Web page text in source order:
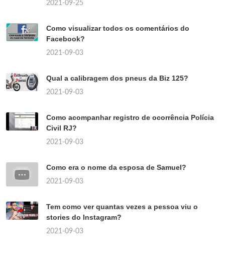
2021-09-25
Como visualizar todos os comentários do
Facebook?
2021-09-03
Qual a calibragem dos pneus da Biz 125?
2021-09-03
Como acompanhar registro de ocorrência Polícia
Civil RJ?
2021-09-03
Como era o nome da esposa de Samuel?
2021-09-03
Tem como ver quantas vezes a pessoa viu o
stories do Instagram?
2021-09-03